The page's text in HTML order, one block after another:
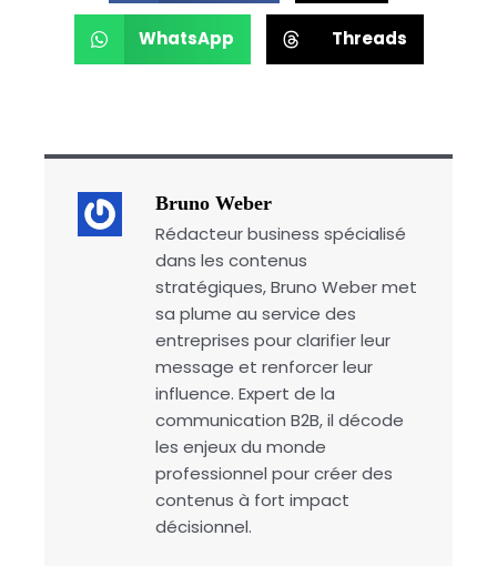
WhatsApp Threads
Bruno Weber
Rédacteur business spécialisé
dans les contenus
stratégiques, Bruno Weber met
sa plume au service des
entreprises pour clarifier leur
message et renforcer leur
influence. Expert de la
communication B2B, il décode
les enjeux du monde
professionnel pour créer des
contenus à fort impact
décisionnel.